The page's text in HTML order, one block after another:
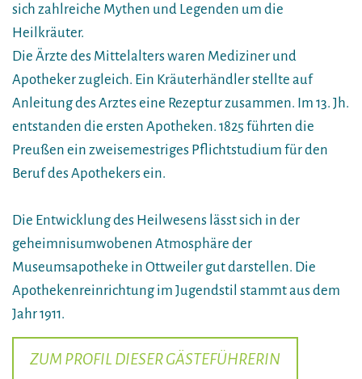
sich zahlreiche Mythen und Legenden um die
Heilkräuter.
Die Ärzte des Mittelalters waren Mediziner und
Apotheker zugleich. Ein Kräuterhändler stellte auf
Anleitung des Arztes eine Rezeptur zusammen. Im 13. Jh.
entstanden die ersten Apotheken. 1825 führten die
Preußen ein zweisemestriges Pflichtstudium für den
Beruf des Apothekers ein.
Die Entwicklung des Heilwesens lässt sich in der
geheimnisumwobenen Atmosphäre der
Museumsapotheke in Ottweiler gut darstellen. Die
Apothekenreinrichtung im Jugendstil stammt aus dem
Jahr 1911.
ZUM PROFIL DIESER GÄSTEFÜHRERIN